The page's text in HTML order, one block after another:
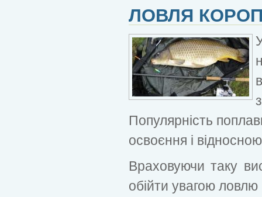
ЛОВЛЯ
Популярність
освоєння і
Враховуючи таку
обійти увагою